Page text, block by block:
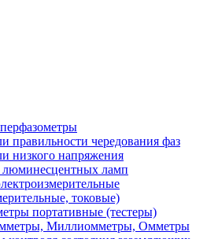
правильности чередования фаз
низкого напряжения
люминесцентных ламп
токовые)
портативные (тестеры)
Миллиомметры, Омметры